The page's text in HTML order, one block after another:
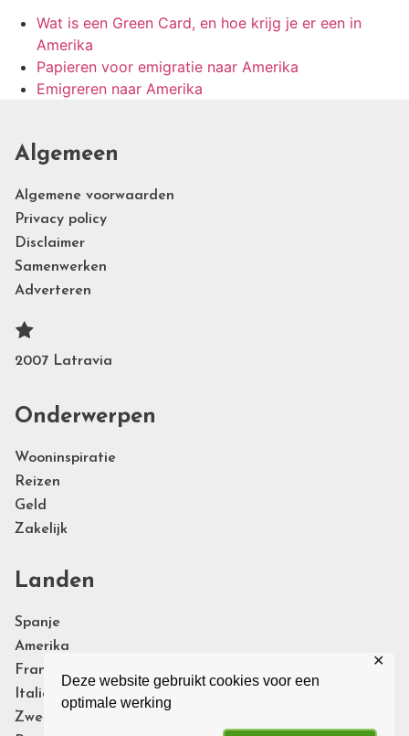
Deze website gebruikt cookies voor een
optimale werking
✕
Wat is een Green Card, en hoe krijg je er een in
Amerika
Papieren voor emigratie naar Amerika
Emigreren naar Amerika
Algemeen
Algemene voorwaarden
Privacy policy
Disclaimer
Samenwerken
Adverteren
2007 Latravia
Onderwerpen
Wooninspiratie
Reizen
Geld
Zakelijk
Landen
Spanje
Amerika
Frankrijk
Italie
Zweden